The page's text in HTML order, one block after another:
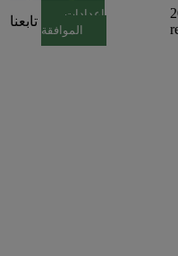
تابعنا
إعدادات
الموافقة